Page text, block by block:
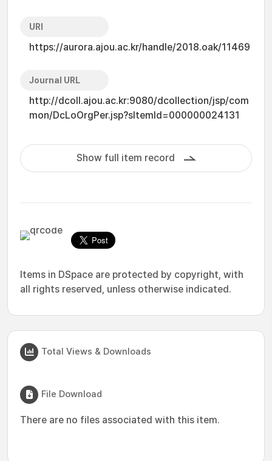
URI
https://aurora.ajou.ac.kr/handle/2018.oak/11469
Journal URL
http://dcoll.ajou.ac.kr:9080/dcollection/jsp/com
mon/DcLoOrgPer.jsp?sItemId=000000024131
Show full item record
Items in DSpace are protected by copyright, with
all rights reserved, unless otherwise indicated.
Total Views & Downloads
File Download
There are no files associated with this item.